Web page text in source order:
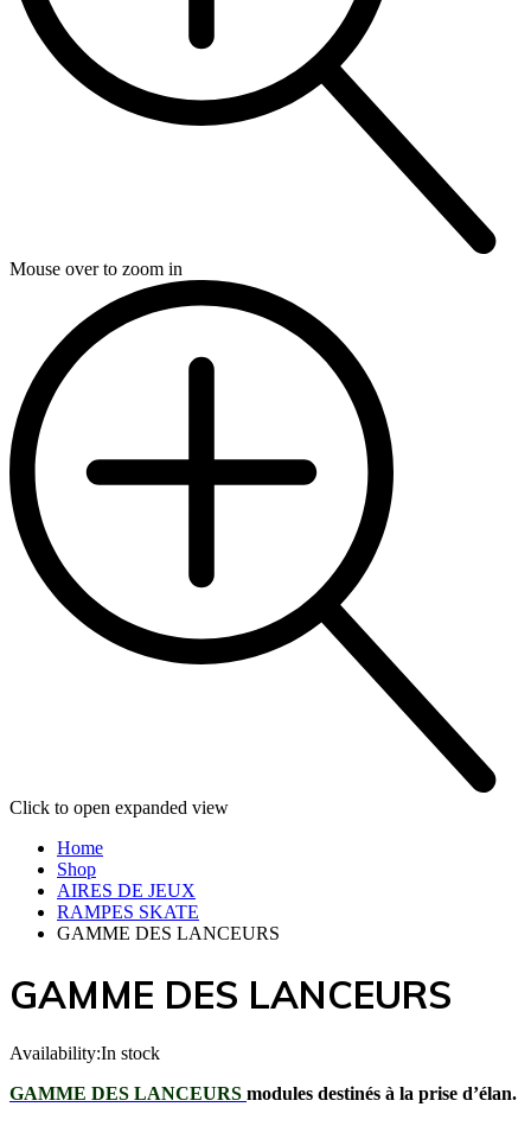
Mouse over to zoom in
Click to open expanded view
Home
Shop
AIRES DE JEUX
RAMPES SKATE
GAMME DES LANCEURS
GAMME DES LANCEURS
Availability:In stock
GAMME DES LANCEURS modules destinés à la prise d’élan.